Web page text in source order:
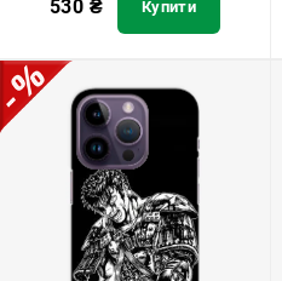
530 ₴ Купити